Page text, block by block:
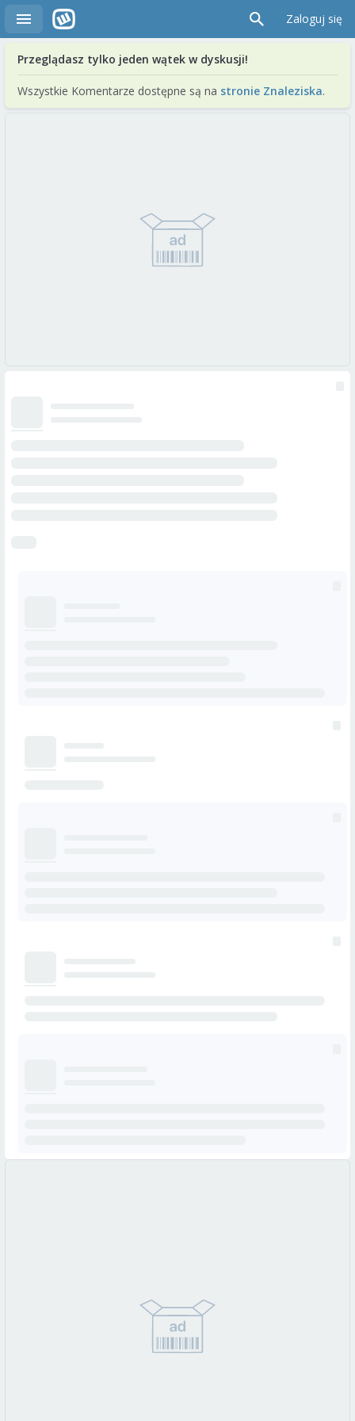
Zaloguj się
Przeglądasz tylko jeden wątek w dyskusji!
Wszystkie Komentarze dostępne są na stronie Znaleziska.